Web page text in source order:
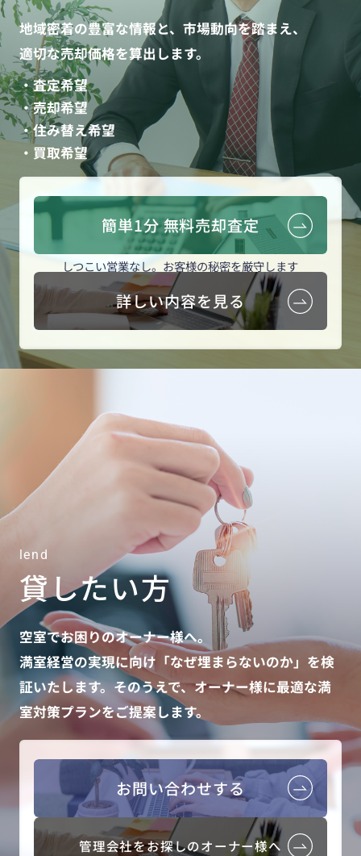
地域密着の豊富な情報と、市場動向を踏まえ、
適切な売却価格を算出します。
・査定希望
・売却希望
・住み替え希望
・買取希望
簡単1分 無料売却査定
しつこい営業なし。お客様の秘密を厳守します
詳しい内容を見る
lend
貸したい方
空室でお困りのオーナー様へ。
満室経営の実現に向け「なぜ埋まらないのか」を検
証いたします。そのうえで、オーナー様に最適な満
室対策プランをご提案します。
お問い合わせする
管理会社をお探しのオーナー様へ